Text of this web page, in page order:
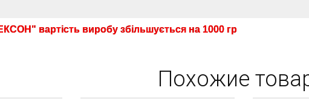
вартість виробу збільшується на 1000 гр
Похожие